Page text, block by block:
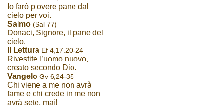
Io farò piovere pane dal
cielo per voi.
Salmo (Sal 77)
Donaci, Signore, il pane del
cielo.
II Lettura Ef 4,17.20-24
Rivestite l’uomo nuovo,
creato secondo Dio.
Vangelo Gv 6,24-35
Chi viene a me non avrà
fame e chi crede in me non
avrà sete, mai!